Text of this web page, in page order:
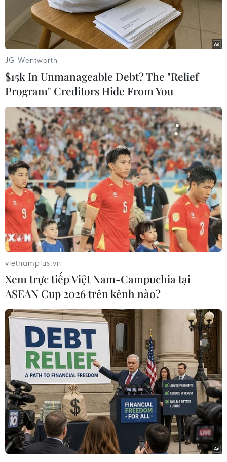
Thủ tướng Anh Theresa May. (Nguồn: AFP/TTXVN)
Tiến trình thực thi Brexit, tức Anh rời khỏi Liên
minh châu Âu (EU) do chính phủ của Thủ tướng
Theresa May đề ra, lại đang phải đối mặt với
một thách thức pháp lý mới, liên quan tới khiếu
nại yêu cầu Quốc hội cũng phải phê chuẩn việc
rút nước này khỏi Khu vực kinh tế châu Âu
trong và ngoài EU miễn thuế thương mại và tự
do đi lại.
thuộc Tòa Thượng thẩm Anh ngày 29/12.
Theo người phát ngôn của Thủ tướng Theresa
May, một khi Anh rời khỏi EU, London sẽ tự
động ngừng tư cách thành viên EEA. Tuy nhiên,
khiếu nại trên yêu cầu việc đưa nước Anh ra
EEP cần nhận được sự phê chuẩn riêng của
quốc hội.
Tất cả 28 nước thành viên EU đều nằm trong
EEA, cùng Iceland, Na Uy và Liechtenstein.
JG Wentworth
$15k In Unmanageable Debt? The "Relief
Program" Creditors Hide From You
vietnamplus.vn
Xem trực tiếp Việt Nam-Campuchia tại
ASEAN Cup 2026 trên kênh nào?